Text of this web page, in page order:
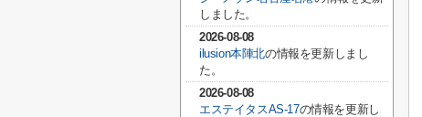
しました。
2026-08-08
ilusion本陣北の情報を更新しまし
た。
2026-08-08
エステイタスAS-17の情報を更新し